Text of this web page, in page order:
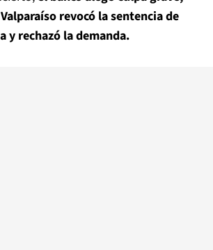
revocó la sentencia de
y rechazó la demanda.